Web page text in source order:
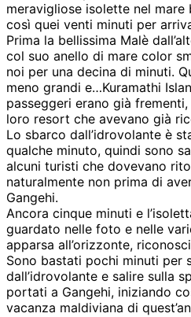
meravigliose isolette nel mare
così quei venti minuti per
Prima la bellissima Malè
col suo anello di mare color
noi per una decina di minuti.
meno grandi e…Kuramathi
passeggeri erano già
loro resort che avevano già
Lo sbarco dall’idrovolante è
qualche minuto, quindi sono
alcuni turisti che dovevano
naturalmente non prima di
Gangehi.
Ancora cinque minuti e
guardato nelle foto e nelle
apparsa all’orizzonte,
Sono bastati pochi minuti per
dall’idrovolante e salire sulla
portati a Gangehi, iniziando
vacanza maldiviana di